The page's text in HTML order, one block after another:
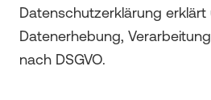
Datenschutzerklärung erklärt
Datenerhebung,
nach DSGVO.